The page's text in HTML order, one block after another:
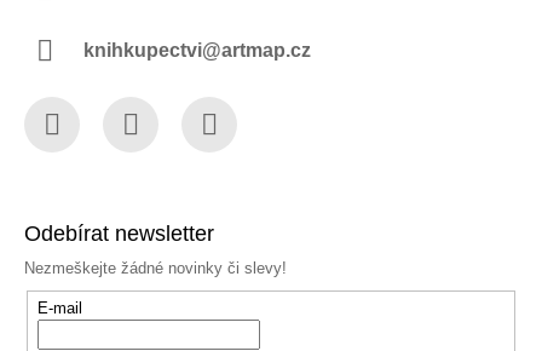
knihkupectvi@artmap.cz
Odebírat newsletter
Nezmeškejte žádné novinky či slevy!
E-mail